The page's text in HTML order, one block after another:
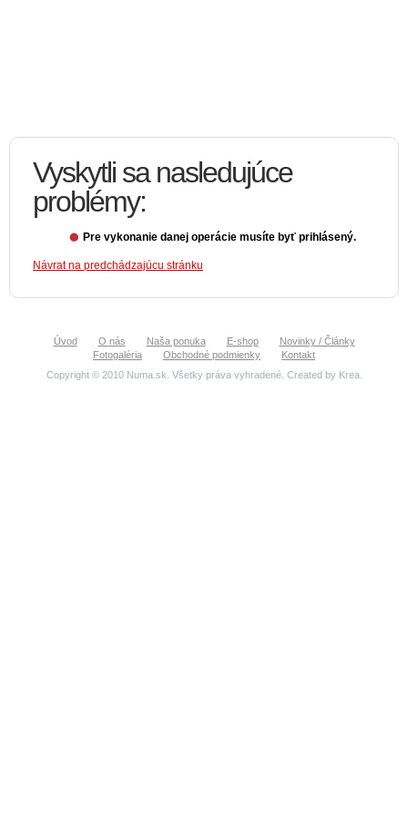
Vyskytli sa nasledujúce
problémy:
Pre vykonanie danej operácie musíte byť prihlásený.
Návrat na predchádzajúcu stránku
Úvod O nás Naša ponuka E-shop
Novinky / Články
Fotogaléria
Obchodné podmienky
Kontakt
Copyright © 2010 Numa.sk. Všetky práva vyhradené. Created by Krea.